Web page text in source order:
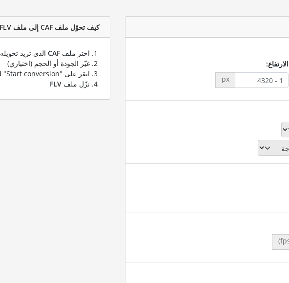
الارتفاع:
px
كيف تحوّل ملف CAF إلى ملف FLV؟
اختر ملف CAF الذي تريد تحويله
غيّر الجودة أو الحجم (اختياري)
انقر على "Start conversion" لتحويل ملفك من
نزّل ملف FLV